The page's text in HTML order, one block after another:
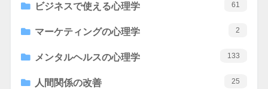
ビジネスで使える心理学 61
マーケティングの心理学 2
メンタルヘルスの心理学 133
人間関係の改善 25